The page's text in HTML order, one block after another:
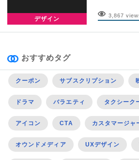
デザイン 3,867
おすすめタグ
クーポン サブスクリプション
ドラマ バラエティ タクシーク
アイコン CTA カスタマージャ
オウンドメディア UXデザイン